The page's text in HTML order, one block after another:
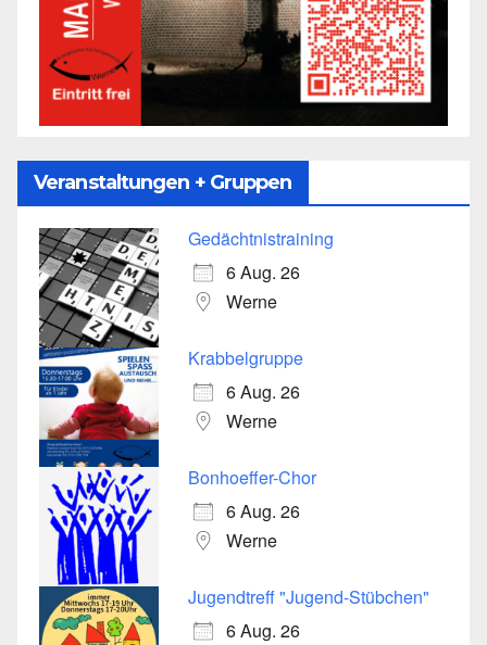
Veranstaltungen + Gruppen
Gedächtnistraining
6 Aug. 26
Werne
Krabbelgruppe
6 Aug. 26
Werne
Bonhoeffer-Chor
6 Aug. 26
Werne
Jugendtreff "Jugend-Stübchen"
6 Aug. 26